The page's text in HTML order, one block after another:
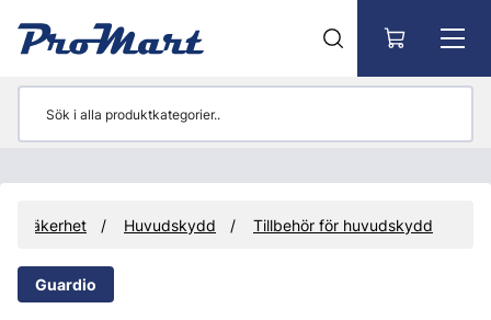
Huvudskydd Tillbehör för huvudskydd
Guardio